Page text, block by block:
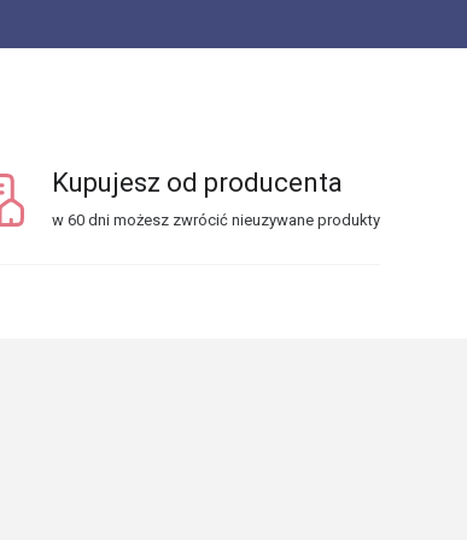
Kupujesz od producenta
w 60 dni możesz zwrócić nieuzywane produkty